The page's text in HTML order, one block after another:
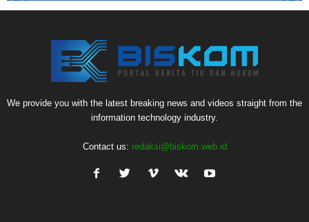
We provide you with the latest breaking news and videos straight from the
information technology industry.
Contact us: redaksi@biskom.web.id